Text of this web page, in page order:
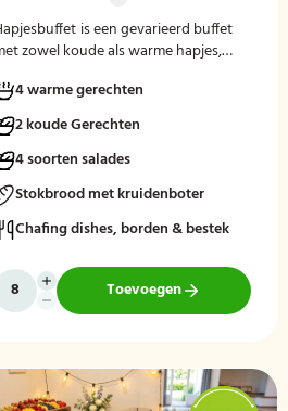
is een gevarieerd buffet
zowel koude als warme hapjes,
en andere feestelijke
Het buffet biedt een
en smaakvolle manier om
te laten genieten van
verschillende kleine gerechten, zonder
traditioneel diner te serveren.
4 warme gerechten
2 koude Gerechten
4 soorten salades
Stokbrood met kruidenboter
Chafing dishes, borden & bestek
Toevoegen